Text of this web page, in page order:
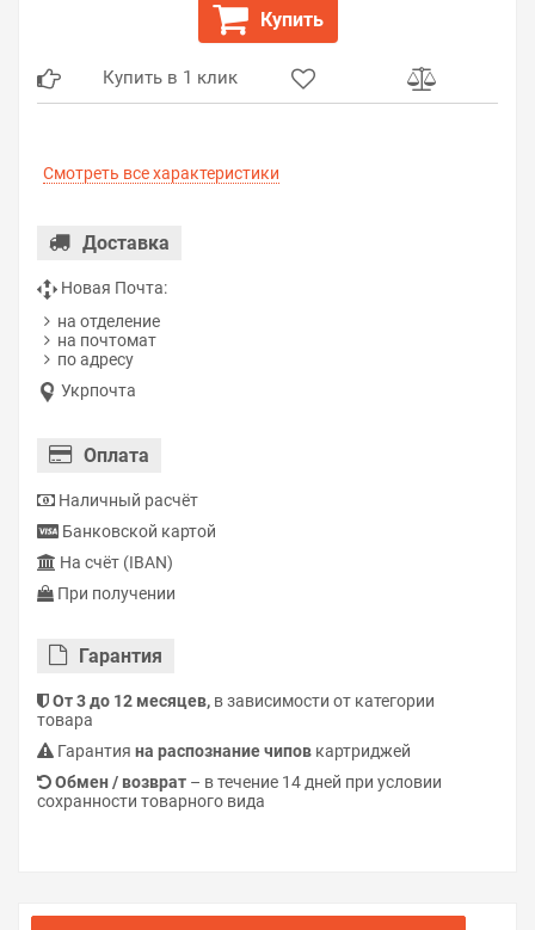
Купить
Купить в 1 клик
Смотреть все характеристики
Доставка
Новая Почта:
на отделение
на почтомат
по адресу
Укрпочта
Оплата
Наличный расчёт
Банковской картой
На счёт (IBAN)
При получении
Гарантия
От 3 до 12 месяцев, в зависимости от категории
товара
Гарантия на распознание чипов картриджей
Обмен / возврат – в течение 14 дней при условии
сохранности товарного вида